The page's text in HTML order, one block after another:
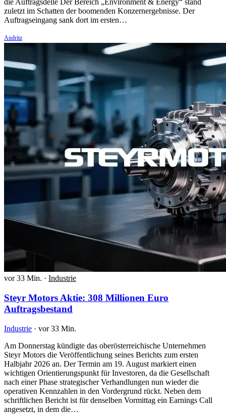
die Auftragsdelle Der Bereich „Environment & Energy“ stand
zuletzt im Schatten der boomenden Konzernergebnisse. Der
Auftragseingang sank dort im ersten…
Andritz
vor 33 Min. · Industrie
Steyr Motors Aktie: 308 Millionen Euro
Auftragsbestand
Industrie · vor 33 Min.
Am Donnerstag kündigte das oberösterreichische Unternehmen
Steyr Motors die Veröffentlichung seines Berichts zum ersten
Halbjahr 2026 an. Der Termin am 19. August markiert einen
wichtigen Orientierungspunkt für Investoren, da die Gesellschaft
nach einer Phase strategischer Verhandlungen nun wieder die
operativen Kennzahlen in den Vordergrund rückt. Neben dem
schriftlichen Bericht ist für denselben Vormittag ein Earnings Call
angesetzt, in dem die…